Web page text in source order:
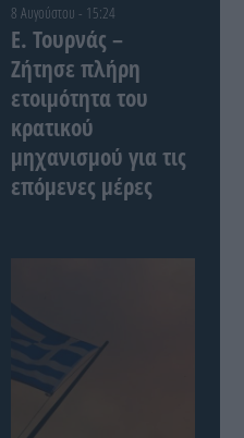
8 Αυγούστου - 15:24
Ε. Τουρνάς –
Ζήτησε πλήρη
ετοιμότητα του
κρατικού
μηχανισμού για τις
επόμενες μέρες